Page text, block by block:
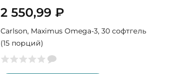
2 550,99₽
Carlson, Maximus Omega-3, 30 софтгель
(15 порций)